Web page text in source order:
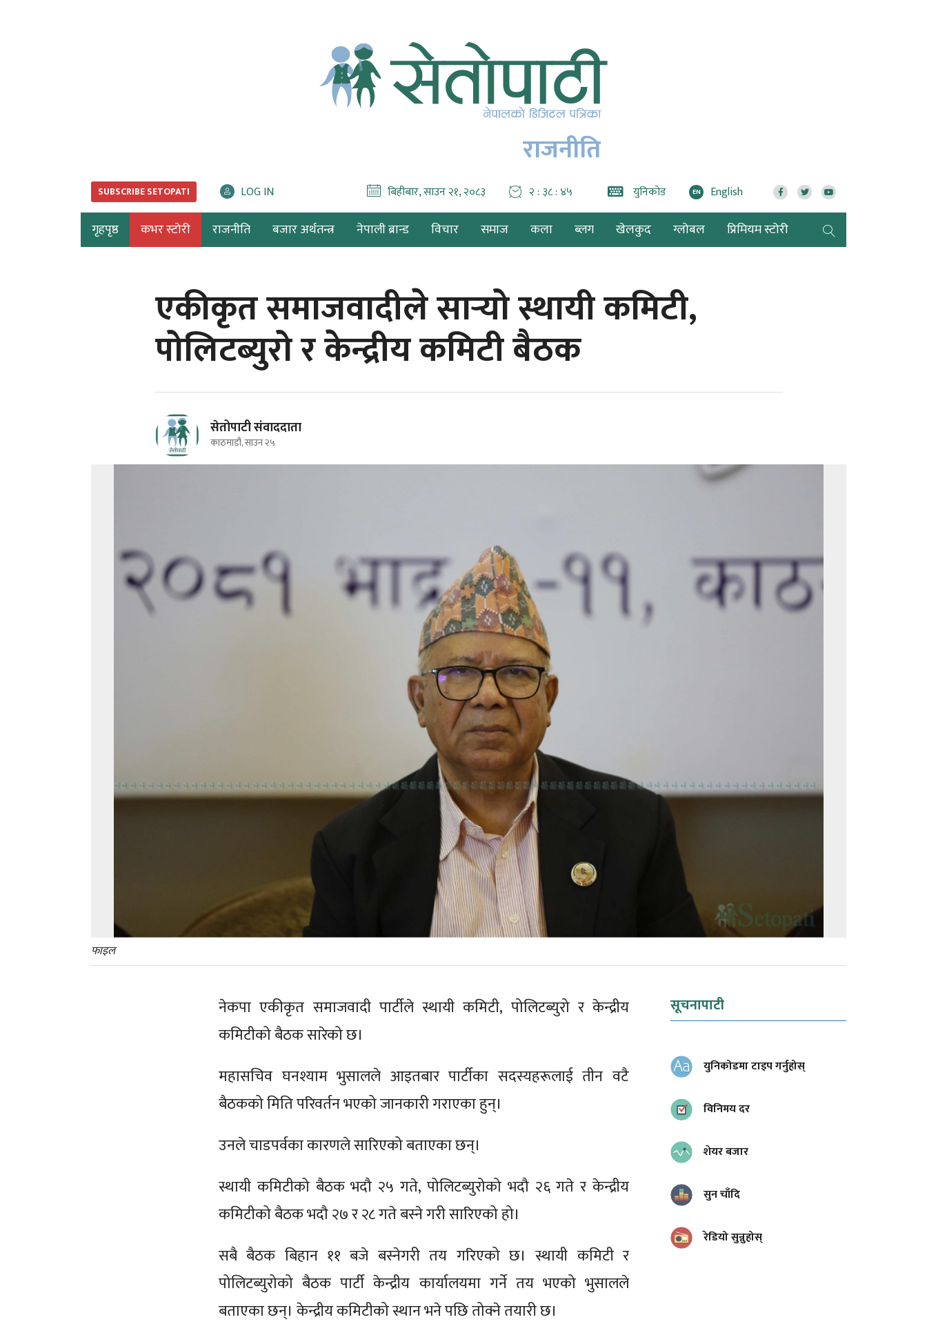
राजनीति
SUBSCRIBE SETOPATI LOG IN बिहीबार, साउन २१, २०८३ २ : ३८ : ४६ युनिकोड EN English
गृहपृष्ठ कभर स्टोरी राजनीति बजार अर्थतन्त्र नेपाली ब्रान्ड विचार समाज कला ब्लग खेलकुद ग्लोबल प्रिमियम स्टोरी
एकीकृत समाजवादीले सार्‍यो स्थायी कमिटी,
पोलिटब्युरो र केन्द्रीय कमिटी बैठक
सेतोपाटी संवाददाता
काठमाडौं, साउन २५
फाइल
नेकपा एकीकृत समाजवादी पार्टीले स्थायी कमिटी, पोलिटब्युरो र केन्द्रीय
कमिटीको बैठक सारेको छ।
महासचिव घनश्याम भुसालले आइतबार पार्टीका सदस्यहरूलाई तीन वटै
बैठकको मिति परिवर्तन भएको जानकारी गराएका हुन्।
उनले चाडपर्वका कारणले सारिएको बताएका छन्।
स्थायी कमिटीको बैठक भदौ २५ गते, पोलिटब्युरोको भदौ २६ गते र केन्द्रीय
कमिटीको बैठक भदौ २७ र २८ गते बस्ने गरी सारिएको हो।
सबै बैठक बिहान ११ बजे बस्नेगरी तय गरिएको छ। स्थायी कमिटी र
पोलिटब्युरोको बैठक पार्टी केन्द्रीय कार्यालयमा गर्ने तय भएको भुसालले
बताएका छन्। केन्द्रीय कमिटीको स्थान भने पछि तोक्ने तयारी छ।
सूचनापाटी
युनिकोडमा टाइप गर्नुहोस्
विनिमय दर
शेयर बजार
सुन चाँदि
रेडियो सुन्नुहोस्